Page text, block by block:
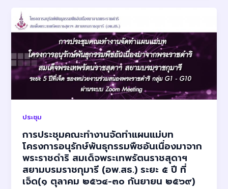
ประชุม
การประชุมคณะทํางานจัดทําแผนแม่บท
โครงการอนุรักษ์พันธุกรรมพืชอันเนื่องมาจาก
พระราชดําริ สมเด็จพระเทพรัตนราชสุดาฯ
สยามบรมราชกุมารี (อพ.สธ.) ระยะ ๕ ปี ที่
เจ็ด(๑ ตุลาคม ๒๕๖๔-๓๐ กันยายน ๒๕๖๙)